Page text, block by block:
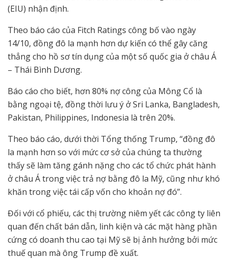
(EIU) nhận định.
Theo báo cáo của Fitch Ratings công bố vào ngày
14/10, đồng đô la mạnh hơn dự kiến ​​có thể gây căng
thẳng cho hồ sơ tín dụng của một số quốc gia ở châu Á
– Thái Bình Dương.
Báo cáo cho biết, hơn 80% nợ công của Mông Cổ là
bằng ngoại tệ, đồng thời lưu ý ở Sri Lanka, Bangladesh,
Pakistan, Philippines, Indonesia là trên 20%.
Theo báo cáo, dưới thời Tổng thống Trump, “đồng đô
la mạnh hơn so với mức cơ sở của chúng ta thường
thấy sẽ làm tăng gánh nặng cho các tổ chức phát hành
ở châu Á trong việc trả nợ bằng đô la Mỹ, cũng như khó
khăn trong việc tái cấp vốn cho khoản nợ đó”.
Đối với cổ phiếu, các thị trường niêm yết các công ty liên
quan đến chất bán dẫn, linh kiện và các mặt hàng phần
cứng có doanh thu cao tại Mỹ sẽ bị ảnh hưởng bởi mức
thuế quan mà ông Trump đề xuất.